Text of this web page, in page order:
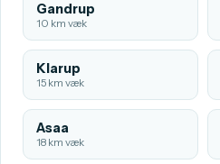
Gandrup
10 km væk
Klarup
15 km væk
Asaa
18 km væk